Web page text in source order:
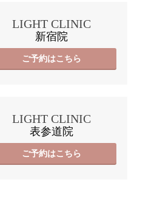
LIGHT CLINIC
新宿院
ご予約はこちら
LIGHT CLINIC
表参道院
ご予約はこちら